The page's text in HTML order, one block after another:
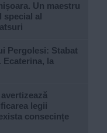
Un maestru
special al
Pergolesi: Stabat
Ecaterina, la
legii
consecințe